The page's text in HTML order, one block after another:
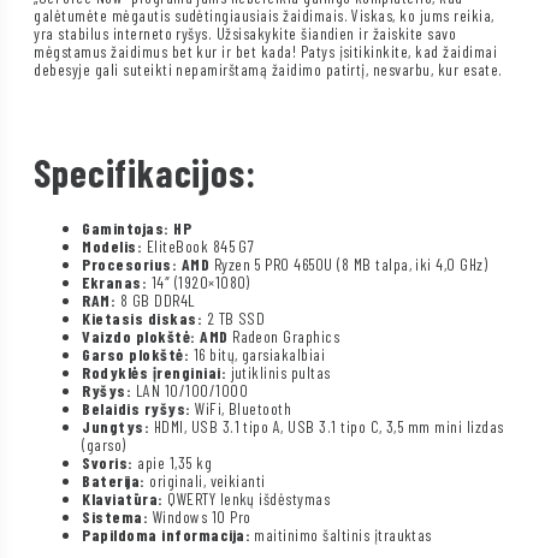
galėtumėte mėgautis sudėtingiausiais žaidimais. Viskas, ko jums reikia,
yra stabilus interneto ryšys. Užsisakykite šiandien ir žaiskite savo
mėgstamus žaidimus bet kur ir bet kada! Patys įsitikinkite, kad žaidimai
debesyje gali suteikti nepamirštamą žaidimo patirtį, nesvarbu, kur esate.
Specifikacijos:
Gamintojas: HP
Modelis: EliteBook 845 G7
Procesorius: AMD Ryzen 5 PRO 4650U (8 MB talpa, iki 4,0 GHz)
Ekranas: 14″ (1920×1080)
RAM: 8 GB DDR4L
Kietasis diskas: 2 TB SSD
Vaizdo plokštė: AMD Radeon Graphics
Garso plokštė: 16 bitų, garsiakalbiai
Rodyklės įrenginiai: jutiklinis pultas
Ryšys: LAN 10/100/1000
Belaidis ryšys: WiFi, Bluetooth
Jungtys: HDMI, USB 3.1 tipo A, USB 3.1 tipo C, 3,5 mm mini lizdas
(garso)
Svoris: apie 1,35 kg
Baterija: originali, veikianti
Klaviatūra: QWERTY lenkų išdėstymas
Sistema: Windows 10 Pro
Papildoma informacija: maitinimo šaltinis įtrauktas